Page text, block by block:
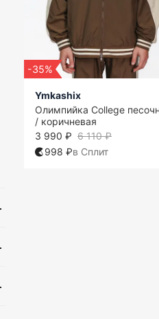
-35%
Ymkashix
Олимпийка College
/ коричневая
6 110 ₽
3 990 ₽
998 ₽в Сплит